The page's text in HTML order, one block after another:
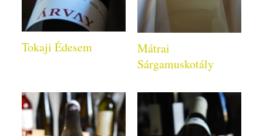
Tokaji Édesem
Mátrai
Sárgamuskotály